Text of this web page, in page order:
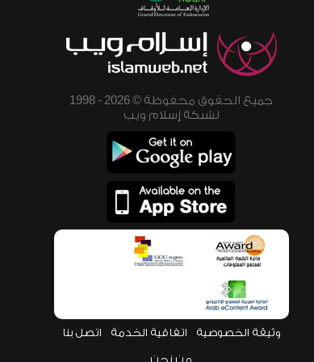
جميع الحقوق محفوظة © 2026 - 1998
لشبكة إسلام ويب
وثيقة الخصوصية اتفاقية الخدمة اتصل بنا
من نحن